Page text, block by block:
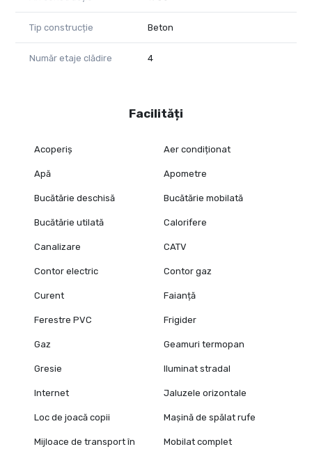
Tip construcție Beton
Număr etaje clădire 4
Facilități
Acoperiș Aer condiționat
Apă Apometre
Bucătărie deschisă Bucătărie mobilată
Bucătărie utilată Calorifere
Canalizare CATV
Contor electric Contor gaz
Curent Faianță
Ferestre PVC Frigider
Gaz Geamuri termopan
Gresie Iluminat stradal
Internet Jaluzele orizontale
Loc de joacă copii Mașină de spălat rufe
Mijloace de transport în
Mobilat complet